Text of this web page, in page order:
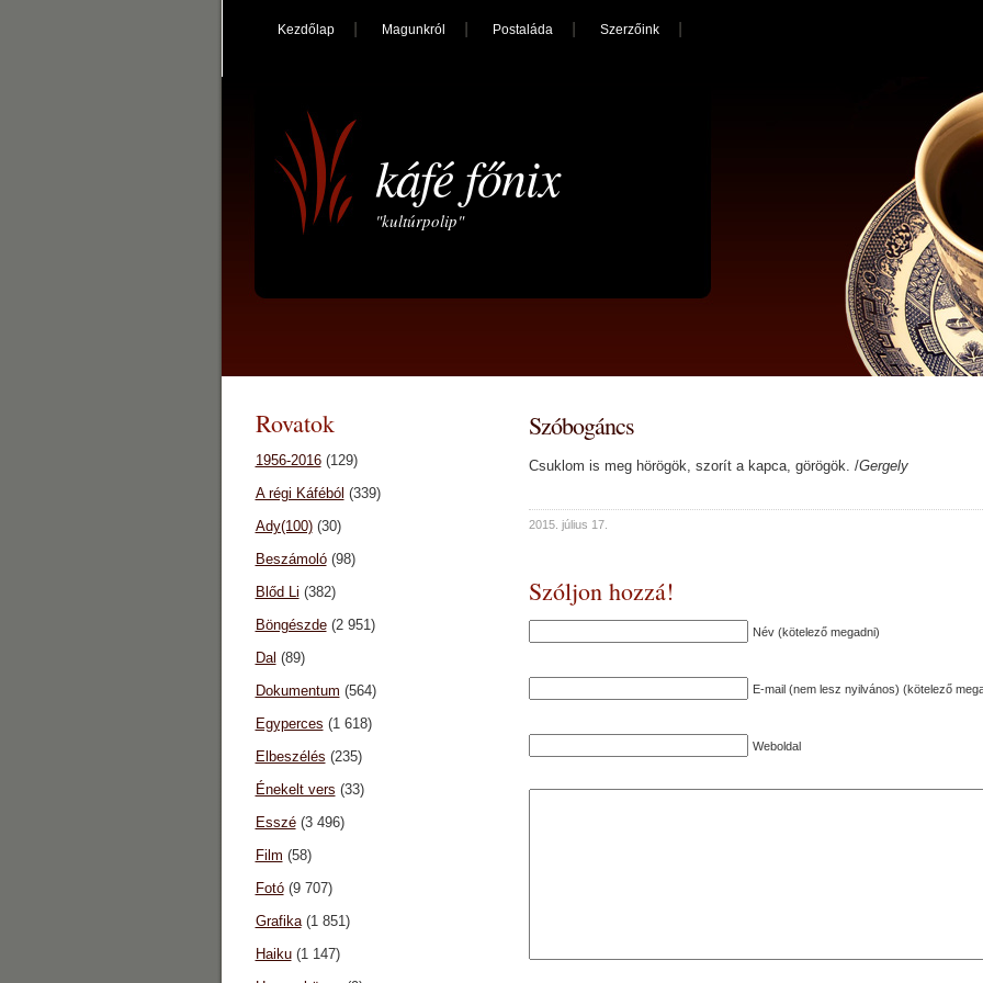
Kezdőlap Magunkról Postaláda Szerzőink
káfé főnix
"kultúrpolip"
Szóbogáncs
Csuklom is meg hörögök, szorít a kapca, görögök. /Gergely
2015. július 17.
Szóljon hozzá!
Név (kötelező megadni)
E-mail (nem lesz nyilvános) (kötelező
Weboldal
Rovatok
1956-2016(129)
A régi Káféból (339)
Ady(100)(30)
Beszámoló(98)
Blőd Li (382)
Böngészde(2 951)
Dal (89)
Dokumentum (564)
Egyperces (1 618)
Elbeszélés (235)
Énekelt vers (33)
Esszé(3 496)
Film (58)
Fotó(9 707)
Grafika(1 851)
Haiku(1 147)